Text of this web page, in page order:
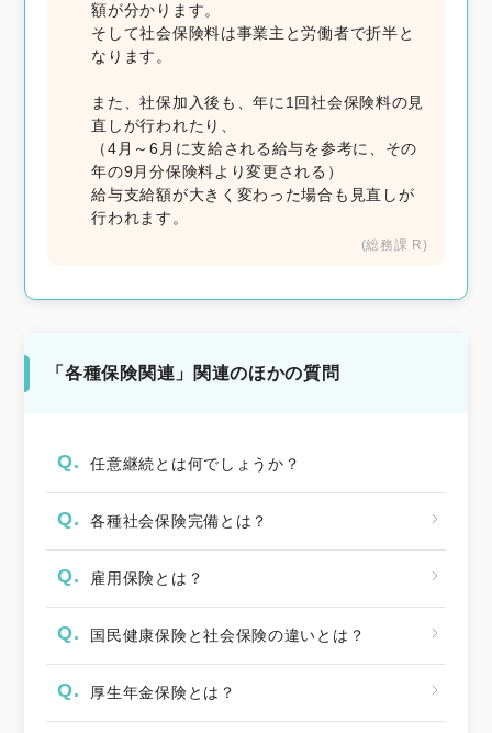
額が分かります。
そして社会保険料は事業主と労働者で折半と
なります。
また、社保加入後も、年に1回社会保険料の見
直しが行われたり、
（4月～6月に支給される給与を参考に、その
年の9月分保険料より変更される）
給与支給額が大きく変わった場合も見直しが
行われます。
(総務課 R)
「各種保険関連」関連のほかの質問
Q. 任意継続とは何でしょうか？
Q. 各種社会保険完備とは？
Q. 雇用保険とは？
Q. 国民健康保険と社会保険の違いとは？
Q. 厚生年金保険とは？